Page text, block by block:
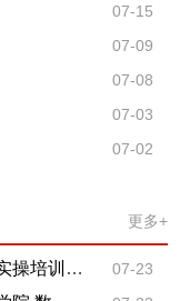
07-15
07-09
07-08
07-03
07-02
更多+
内蒙古城川干部学院应急救护技能实操培训主题课堂正式开讲！ 07-23
08-03
07-28